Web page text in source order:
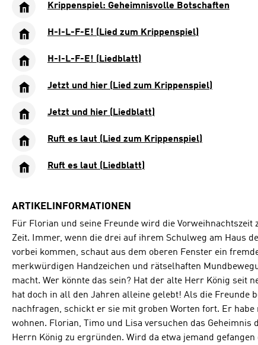
Krippenspiel: Geheimnisvolle Botschaften
H-I-L-F-E! (Lied zum Krippenspiel)
H-I-L-F-E! (Liedblatt)
Jetzt und hier (Lied zum Krippenspiel)
Jetzt und hier (Liedblatt)
Ruft es laut (Lied zum Krippenspiel)
Ruft es laut (Liedblatt)
ARTIKELINFORMATIONEN
Für Florian und seine Freunde wird die Vorweihnachtszeit
Zeit. Immer, wenn die drei auf ihrem Schulweg am Haus
vorbei kommen, schaut aus dem oberen Fenster ein
merkwürdigen Handzeichen und rätselhaften
macht. Wer könnte das sein? Hat der alte Herr König seit
hat doch in all den Jahren alleine gelebt! Als die Freunde
nachfragen, schickt er sie mit groben Worten fort. Er habe
wohnen. Florian, Timo und Lisa versuchen das Geheimnis
Herrn König zu ergründen. Wird da etwa jemand gefangen